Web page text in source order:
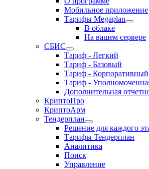
Мобильное приложение
Тарифы Megaplan
В облаке
На вашем сервере
СБИС
Тариф - Легкий
Тариф - Базовый
Тариф - Корпоративный
Тариф -
Дополнительная
КриптоПро
КриптоАрм
Тендерплан
Решение для каждого
Тарифы Тендерплан
Аналитика
Поиск
Управление